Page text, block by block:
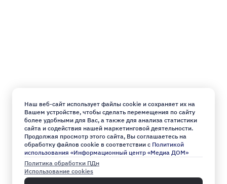
Наш веб-сайт использует файлы cookie и сохраняет их на
Вашем устройстве, чтобы сделать перемещения по сайту
более удобными для Вас, а также для анализа статистики
сайта и содействия нашей маркетинговой деятельности.
Продолжая просмотр этого сайта, Вы соглашаетесь на
обработку файлов cookie в соответствии с Политикой
использования «Информационный центр «Медиа ДОМ»
Политика обработки ПДн
Использование cookies